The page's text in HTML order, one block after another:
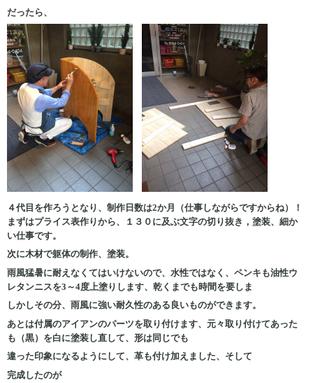
だったら、
４代目を作ろうとなり、制作日数は2か月（仕事しながらですからね）！
まずはプライス表作りから、１３０に及ぶ文字の切り抜き，塗装、細か
い仕事です。
次に木材で躯体の制作、塗装。
雨風猛暑に耐えなくてはいけないので、水性ではなく、ペンキも油性ウ
レタンニスを3～4度上塗りします、乾くまでも時間を要しま
しかしその分、雨風に強い耐久性のある良いものができます。
あとは付属のアイアンのパーツを取り付けます、元々取り付けてあった
も（黒）を白に塗装し直して、形は同じでも
違った印象になるようにして、革も付け加えました、そして
完成したのが